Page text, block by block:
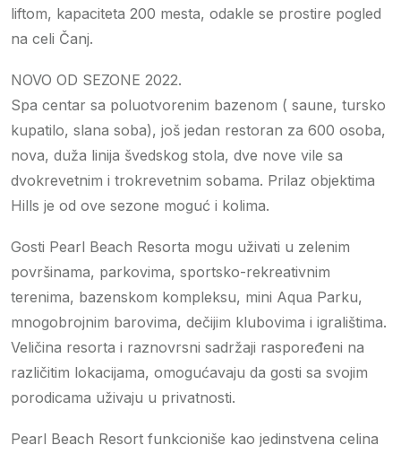
liftom, kapaciteta 200 mesta, odakle se prostire pogled
na celi Čanj.
NOVO OD SEZONE 2022.
Spa centar sa poluotvorenim bazenom ( saune, tursko
kupatilo, slana soba), još jedan restoran za 600 osoba,
nova, duža linija švedskog stola, dve nove vile sa
dvokrevetnim i trokrevetnim sobama. Prilaz objektima
Hills je od ove sezone moguć i kolima.
Gosti Pearl Beach Resorta mogu uživati u zelenim
površinama, parkovima, sportsko-rekreativnim
terenima, bazenskom kompleksu, mini Aqua Parku,
mnogobrojnim barovima, dečijim klubovima i igralištima.
Veličina resorta i raznovrsni sadržaji raspoređeni na
različitim lokacijama, omogućavaju da gosti sa svojim
porodicama uživaju u privatnosti.
Pearl Beach Resort funkcioniše kao jedinstvena celina